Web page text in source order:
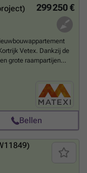
299 250 €
Vetex. Dankzij de
grote raampartijen
terras van 10
binnenklimaat en
duurzame, groene
het stadscentrum. Je
cultuur en openbaar
info via ###
Bellen